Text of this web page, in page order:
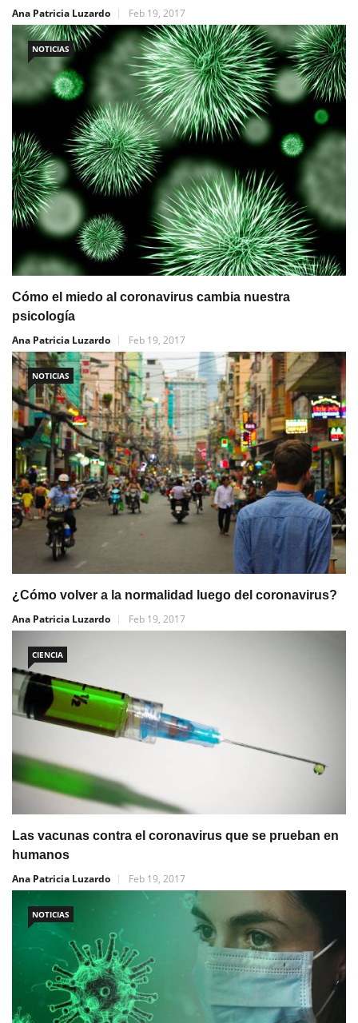
Ana Patricia Luzardo
Feb 19, 2017
NOTICIAS
Cómo el miedo al coronavirus cambia nuestra
psicología
Ana Patricia Luzardo
Feb 19, 2017
NOTICIAS
¿Cómo volver a la normalidad luego del coronavirus?
Ana Patricia Luzardo
Feb 19, 2017
CIENCIA
Las vacunas contra el coronavirus que se prueban en
humanos
Ana Patricia Luzardo
Feb 19, 2017
NOTICIAS